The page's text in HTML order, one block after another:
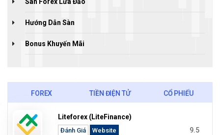
Hướng Dẫn Sàn
Bonus Khuyến Mãi
FOREX TIỀN ĐIỆN TỬ CỔ PHIẾU
Liteforex (LiteFinance)
Đánh Giá Website 9.5